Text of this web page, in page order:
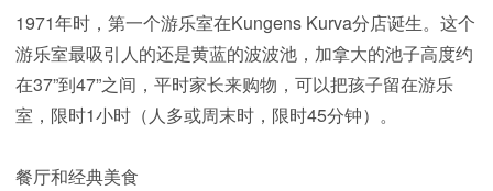
1971年时，第一个游乐室在Kungens Kurva分店诞生。这个
游乐室最吸引人的还是黄蓝的波波池，加拿大的池子高度约
在37”到47”之间，平时家长来购物，可以把孩子留在游乐
室，限时1小时（人多或周末时，限时45分钟）。
餐厅和经典美食